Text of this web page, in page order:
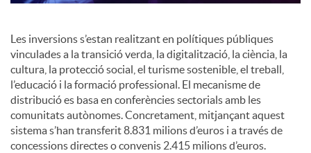
Les inversions s’estan realitzant en polítiques públiques
vinculades a la transició verda, la digitalització, la ciència, la
cultura, la protecció social, el turisme sostenible, el treball,
l’educació i la formació professional. El mecanisme de
distribució es basa en conferències sectorials amb les
comunitats autònomes. Concretament, mitjançant aquest
sistema s’han transferit 8.831 milions d’euros i a través de
concessions directes o convenis 2.415 milions d’euros.